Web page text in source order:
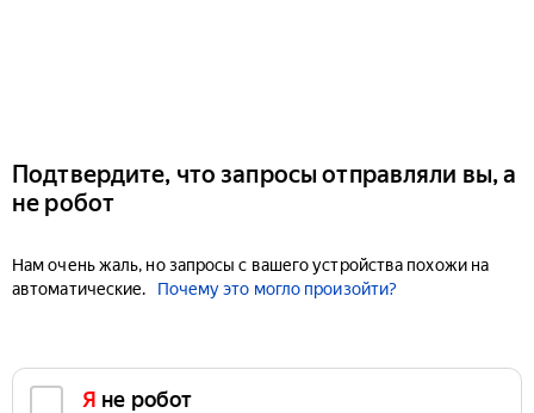
Подтвердите, что запросы отправляли вы, а
не робот
Нам очень жаль, но запросы с вашего устройства похожи на
автоматические.
Почему это могло произойти?
Я не робот